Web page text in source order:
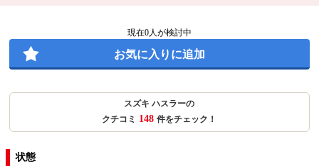
現在0人が検討中
お気に入りに追加
スズキ ハスラーの
クチコミ 148 件をチェック！
状態